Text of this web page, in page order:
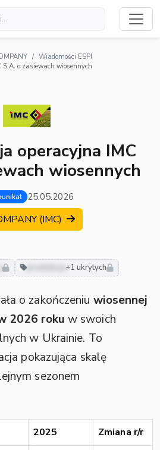
Wiadomości ESPI
o zasiewach wiosennych
operacyjna IMC
wiosennych
25.05.2026
(IMC)
produkcja +1 ukrytych
o zakończeniu wiosennej
2026 roku w swoich
w Ukrainie. To
pokazująca skalę
sezonem
2025
Zmiana r/r